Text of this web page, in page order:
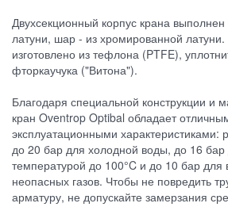
Двухсекционный корпус крана
латуни, шар - из хромированной
изготовлено из тефлона (PTFE),
фторкаучука ("Витона").
Благодаря специальной конструкции и
кран Oventrop Optibal обладает
эксплуатационными характеристиками:
до 20 бар для холодной воды, до 16 бар
температурой до 100°C и до 10 бар для
неопасных газов. Чтобы не повредить
арматуру, не допускайте замерзания